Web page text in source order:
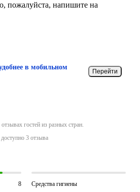
пожалуйста, напишите на
в мобильном
Перейти
гостей из разных стран.
3 отзыва
8 Средства гигиены